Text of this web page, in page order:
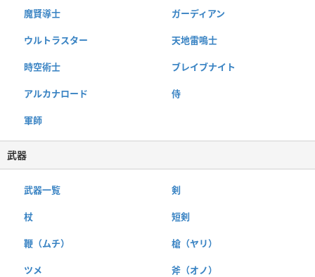
魔賢導士 ガーディアン
ウルトラスター 天地雷鳴士
時空術士 ブレイブナイト
アルカナロード 侍
軍師
武器
武器一覧 剣
杖 短剣
鞭（ムチ） 槍（ヤリ）
ツメ 斧（オノ）